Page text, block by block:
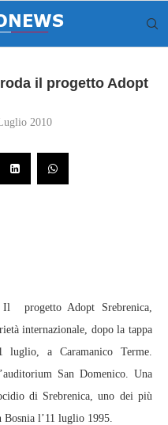
il progetto Adopt
2010
progetto Adopt Srebrenica,
internazionale, dopo la tappa
luglio, a Caramanico Terme.
San Domenico. Una
di Srebrenica, uno dei più
Bosnia l’11 luglio 1995.